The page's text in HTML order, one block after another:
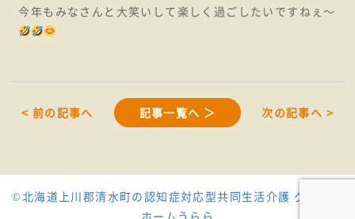
今年もみなさんと大笑いして楽しく過ごしたいですねぇ～
< 前の記事へ 記事一覧へ ＞ 次の記事へ >
©北海道上川郡清水町の認知症対応型共同生活介護 グループ
ホームうらら